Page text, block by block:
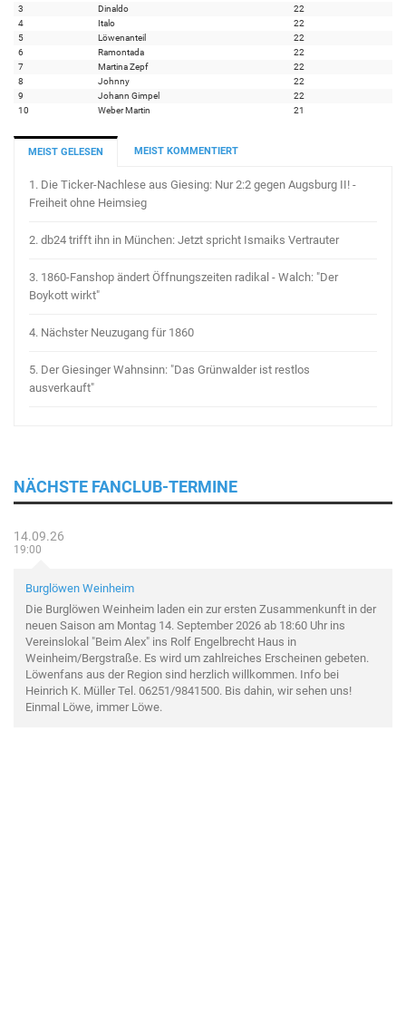
3
Dinaldo
22
4
Italo
22
5
Löwenanteil
22
6
Ramontada
22
7
Martina Zepf
22
8
Johnny
22
9
Johann Gimpel
22
10
Weber Martin 21
MEIST GELESEN MEIST KOMMENTIERT
1. Die Ticker-Nachlese aus Giesing: Nur 2:2 gegen Augsburg II! -
Freiheit ohne Heimsieg
2. db24 trifft ihn in München: Jetzt spricht Ismaiks Vertrauter
3. 1860-Fanshop ändert Öffnungszeiten radikal - Walch: "Der
Boykott wirkt"
4. Nächster Neuzugang für 1860
5. Der Giesinger Wahnsinn: "Das Grünwalder ist restlos
ausverkauft"
NÄCHSTE FANCLUB-TERMINE
14.09.26
19:00
Burglöwen Weinheim
Die Burglöwen Weinheim laden ein zur ersten Zusammenkunft in der
neuen Saison am Montag 14. September 2026 ab 18:60 Uhr ins
Vereinslokal "Beim Alex" ins Rolf Engelbrecht Haus in
Weinheim/Bergstraße. Es wird um zahlreiches Erscheinen gebeten.
Löwenfans aus der Region sind herzlich willkommen. Info bei
Heinrich K. Müller Tel. 06251/9841500. Bis dahin, wir sehen uns!
Einmal Löwe, immer Löwe.